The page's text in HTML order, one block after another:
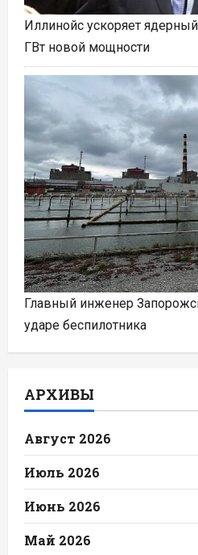
Иллинойс ускоряет
ГВт новой мощности
Главный инженер
ударе беспилотника
АРХИВЫ
Август 2026
Июль 2026
Июнь 2026
Май 2026